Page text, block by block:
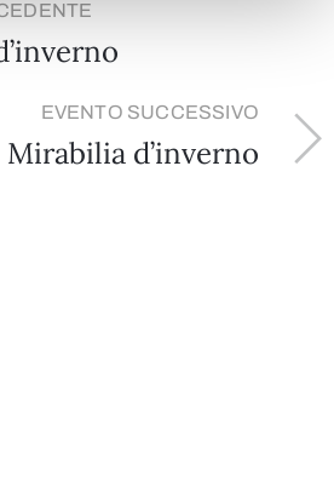
EVENTO SUCCESSIVO
Mirabilia d’inverno